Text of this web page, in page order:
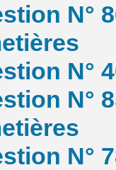
N°
N°
N°
N°